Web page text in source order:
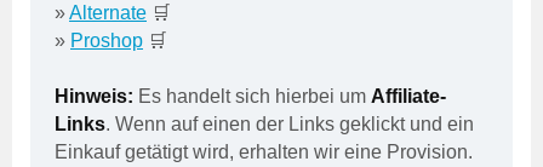
»Alternate 🛒
» Proshop 🛒
Hinweis: Es handelt sich hierbei um Affiliate-
Links. Wenn auf einen der Links geklickt und ein
Einkauf getätigt wird, erhalten wir eine Provision.